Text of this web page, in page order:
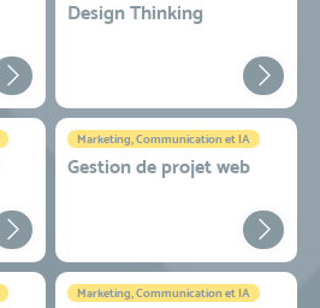
Design Thinking
Marketing, Communication et IA
Gestion de projet web
Marketing, Communication et IA